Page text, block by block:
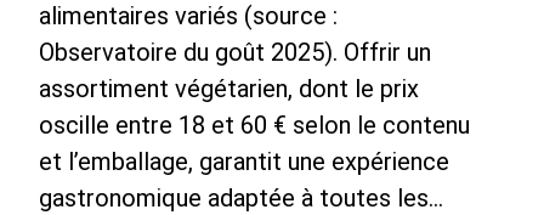
alimentaires variés (source :
Observatoire du goût 2025). Offrir un
assortiment végétarien, dont le prix
oscille entre 18 et 60 € selon le contenu
et l’emballage, garantit une expérience
gastronomique adaptée à toutes les…